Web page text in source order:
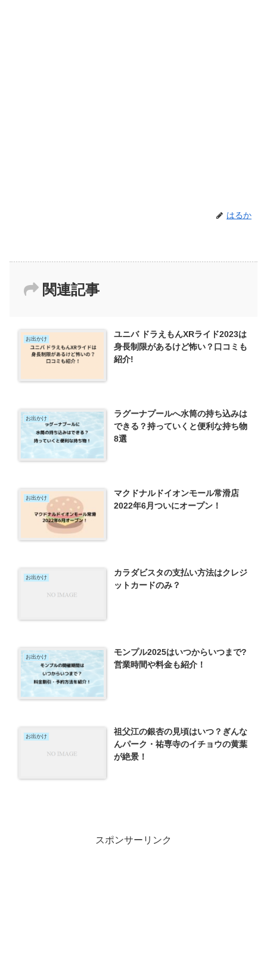
はるか
関連記事
お出かけ
ユニバ ドラえもんXRライド2023は
身長制限があるけど怖い？口コミも
紹介!
お出かけ
ラグーナプールへ水筒の持ち込みは
できる？持っていくと便利な持ち物
8選
お出かけ
マクドナルドイオンモール常滑店
2022年6月ついにオープン！
お出かけ
カラダビスタの支払い方法はクレジ
ットカードのみ？
お出かけ
モンプル2025はいつからいつまで?
営業時間や料金も紹介！
お出かけ
祖父江の銀杏の見頃はいつ？ぎんな
んパーク・祐専寺のイチョウの黄葉
が絶景！
スポンサーリンク